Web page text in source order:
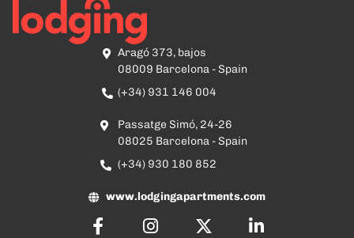
Aragó 373, bajos
08009 Barcelona - Spain
(+34) 931 146 004
Passatge Simó, 24-26
08025 Barcelona - Spain
(+34) 930 180 852
www.lodgingapartments.com